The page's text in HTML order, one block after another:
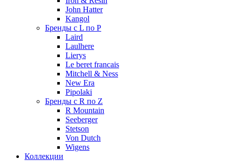
John Hatter
Kangol
Бренды с L по P
Laird
Laulhere
Lierys
Le beret francais
Mitchell & Ness
New Era
Pipolaki
Бренды с R по Z
R Mountain
Seeberger
Stetson
Von Dutch
Wigens
Коллекции